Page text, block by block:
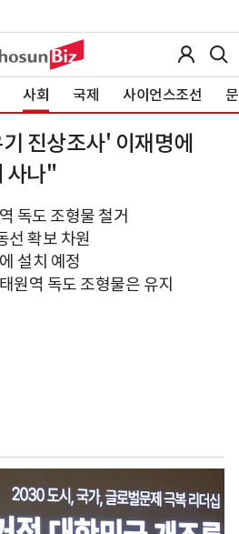
사회 국제 사이언스조선
진상조사' 이재명에
사나"
독도 조형물 철거
선 확보 차원
설치 예정
원역 독도 조형물은 유지